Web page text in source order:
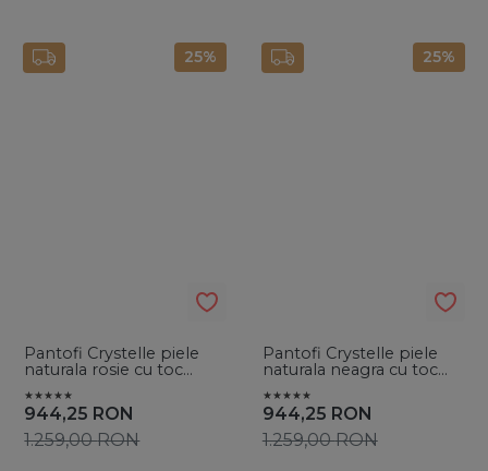
25%
Pantofi Crystelle piele
naturala rosie cu toc
944,25 RON
1.259,00RON
25%
Pantofi Crystelle piele
naturala neagra cu toc
944,25 RON
1.259,00RON